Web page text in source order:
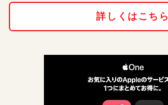
詳しくはこちら